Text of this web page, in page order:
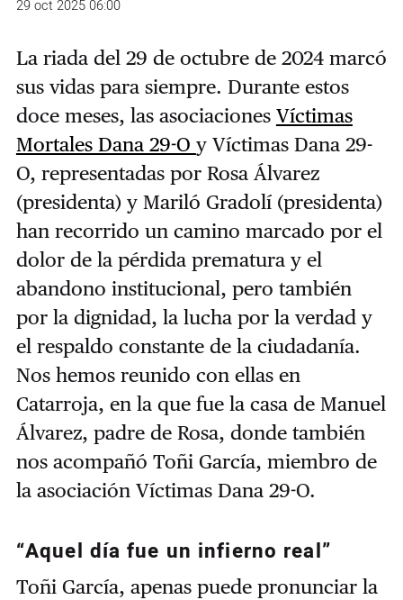
29 oct 2025 06:00
La riada del 29 de octubre de 2024 marcó
sus vidas para siempre. Durante estos
doce meses, las asociaciones Víctimas
Mortales Dana 29-O y Víctimas Dana 29-
O, representadas por Rosa Álvarez
(presidenta) y Mariló Gradolí (presidenta)
han recorrido un camino marcado por el
dolor de la pérdida prematura y el
abandono institucional, pero también
por la dignidad, la lucha por la verdad y
el respaldo constante de la ciudadanía.
Nos hemos reunido con ellas en
Catarroja, en la que fue la casa de Manuel
Álvarez, padre de Rosa, donde también
nos acompañó Toñi García, miembro de
la asociación Víctimas Dana 29-O.
“Aquel día fue un infierno real”
Toñi García, apenas puede pronunciar la